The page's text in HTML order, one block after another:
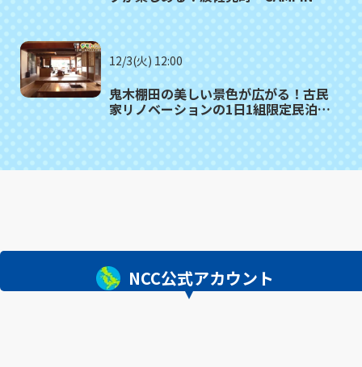
12/3(火) 12:00
鬼木棚田の美しい景色が広がる！古民
家リノベーションの1日1組限定民泊
NCC公式アカウント